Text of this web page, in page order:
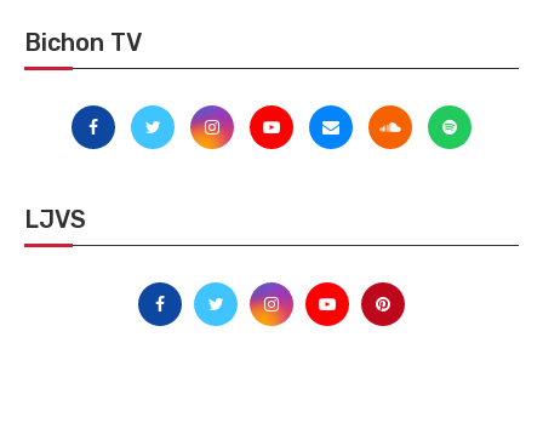
Bichon TV
LJVS